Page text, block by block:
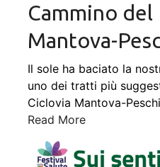
Cammino del
Mantova-
Il sole ha baciato la
uno dei tratti più
Ciclovia Mantova-
Read More